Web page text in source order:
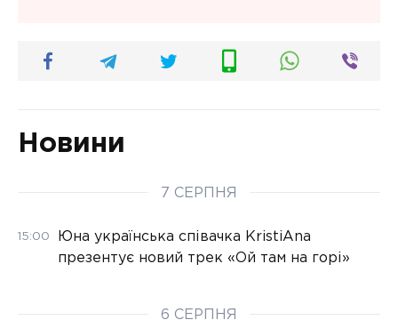
Новини
7 СЕРПНЯ
15:00
Юна українська співачка KristiAna
презентує новий трек «Ой там на горі»
6 СЕРПНЯ